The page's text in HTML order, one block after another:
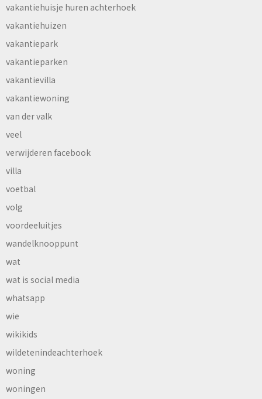
vakantiehuisje huren achterhoek
vakantiehuizen
vakantiepark
vakantieparken
vakantievilla
vakantiewoning
van der valk
veel
verwijderen facebook
villa
voetbal
volg
voordeeluitjes
wandelknooppunt
wat
wat is social media
whatsapp
wie
wikikids
wildetenindeachterhoek
woning
woningen